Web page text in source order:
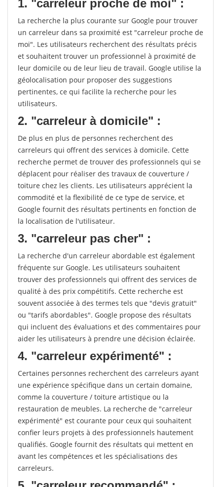
1. "carreleur proche de moi" :
La recherche la plus courante sur Google pour trouver
un carreleur dans sa proximité est "carreleur proche de
moi". Les utilisateurs recherchent des résultats précis
et souhaitent trouver un professionnel à proximité de
leur domicile ou de leur lieu de travail. Google utilise la
géolocalisation pour proposer des suggestions
pertinentes, ce qui facilite la recherche pour les
utilisateurs.
2. "carreleur à domicile" :
De plus en plus de personnes recherchent des
carreleurs qui offrent des services à domicile. Cette
recherche permet de trouver des professionnels qui se
déplacent pour réaliser des travaux de couverture /
toiture chez les clients. Les utilisateurs apprécient la
commodité et la flexibilité de ce type de service, et
Google fournit des résultats pertinents en fonction de
la localisation de l'utilisateur.
3. "carreleur pas cher" :
La recherche d'un carreleur abordable est également
fréquente sur Google. Les utilisateurs souhaitent
trouver des professionnels qui offrent des services de
qualité à des prix compétitifs. Cette recherche est
souvent associée à des termes tels que "devis gratuit"
ou "tarifs abordables". Google propose des résultats
qui incluent des évaluations et des commentaires pour
aider les utilisateurs à prendre une décision éclairée.
4. "carreleur expérimenté" :
Certaines personnes recherchent des carreleurs ayant
une expérience spécifique dans un certain domaine,
comme la couverture / toiture artistique ou la
restauration de meubles. La recherche de "carreleur
expérimenté" est courante pour ceux qui souhaitent
confier leurs projets à des professionnels hautement
qualifiés. Google fournit des résultats qui mettent en
avant les compétences et les spécialisations des
carreleurs.